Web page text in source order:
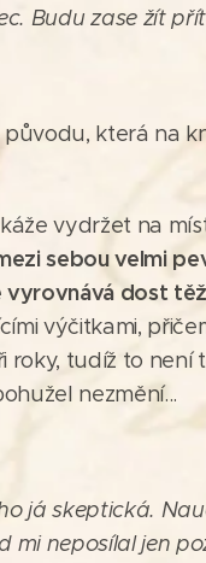
Budu zase žít
která na
vydržet na
sebou velmi
vyrovnává dost
výčitkami,
tudíž to není
nezmění...
já skeptická.
neposílal jen